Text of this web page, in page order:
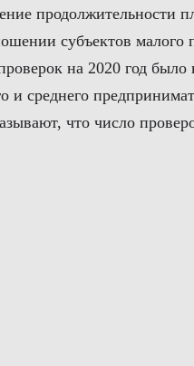
продолжительности
субъектов
на 2020 год
среднего
что число